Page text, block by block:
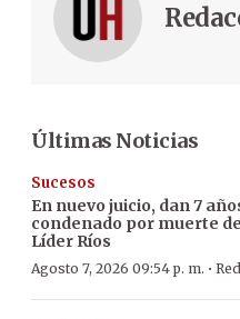
Últimas Noticias
Sucesos
En nuevo juicio, dan 7
condenado por muerte
Líder Ríos
Agosto 7, 2026 09:54 p. m. ·